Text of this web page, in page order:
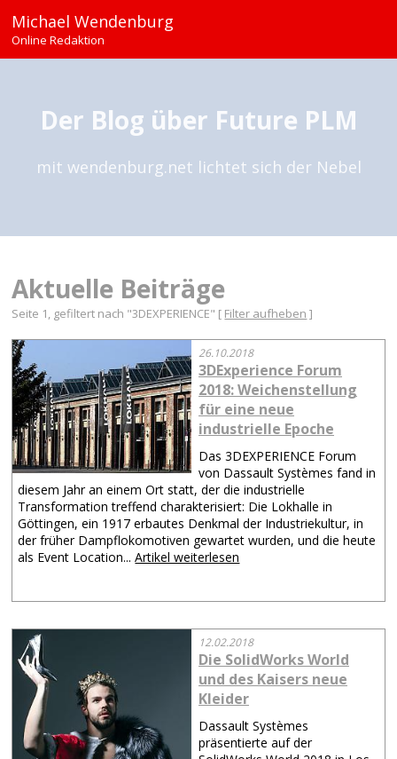
Michael Wendenburg
Online Redaktion
Der Blog über Future PLM
mit wendenburg.net lichtet sich der Nebel
Aktuelle Beiträge
Seite 1, gefiltert nach "3DEXPERIENCE" [ Filter aufheben ]
26.10.2018
3DExperience Forum
2018: Weichenstellung
für eine neue
industrielle Epoche
Das 3DEXPERIENCE Forum
von Dassault Systèmes fand in
diesem Jahr an einem Ort statt, der die industrielle
Transformation treffend charakterisiert: Die Lokhalle in
Göttingen, ein 1917 erbautes Denkmal der Industriekultur, in
der früher Dampflokomotiven gewartet wurden, und die heute
als Event Location...Artikel weiterlesen
12.02.2018
Die SolidWorks World
und des Kaisers neue
Kleider
Dassault Systèmes
präsentierte auf der